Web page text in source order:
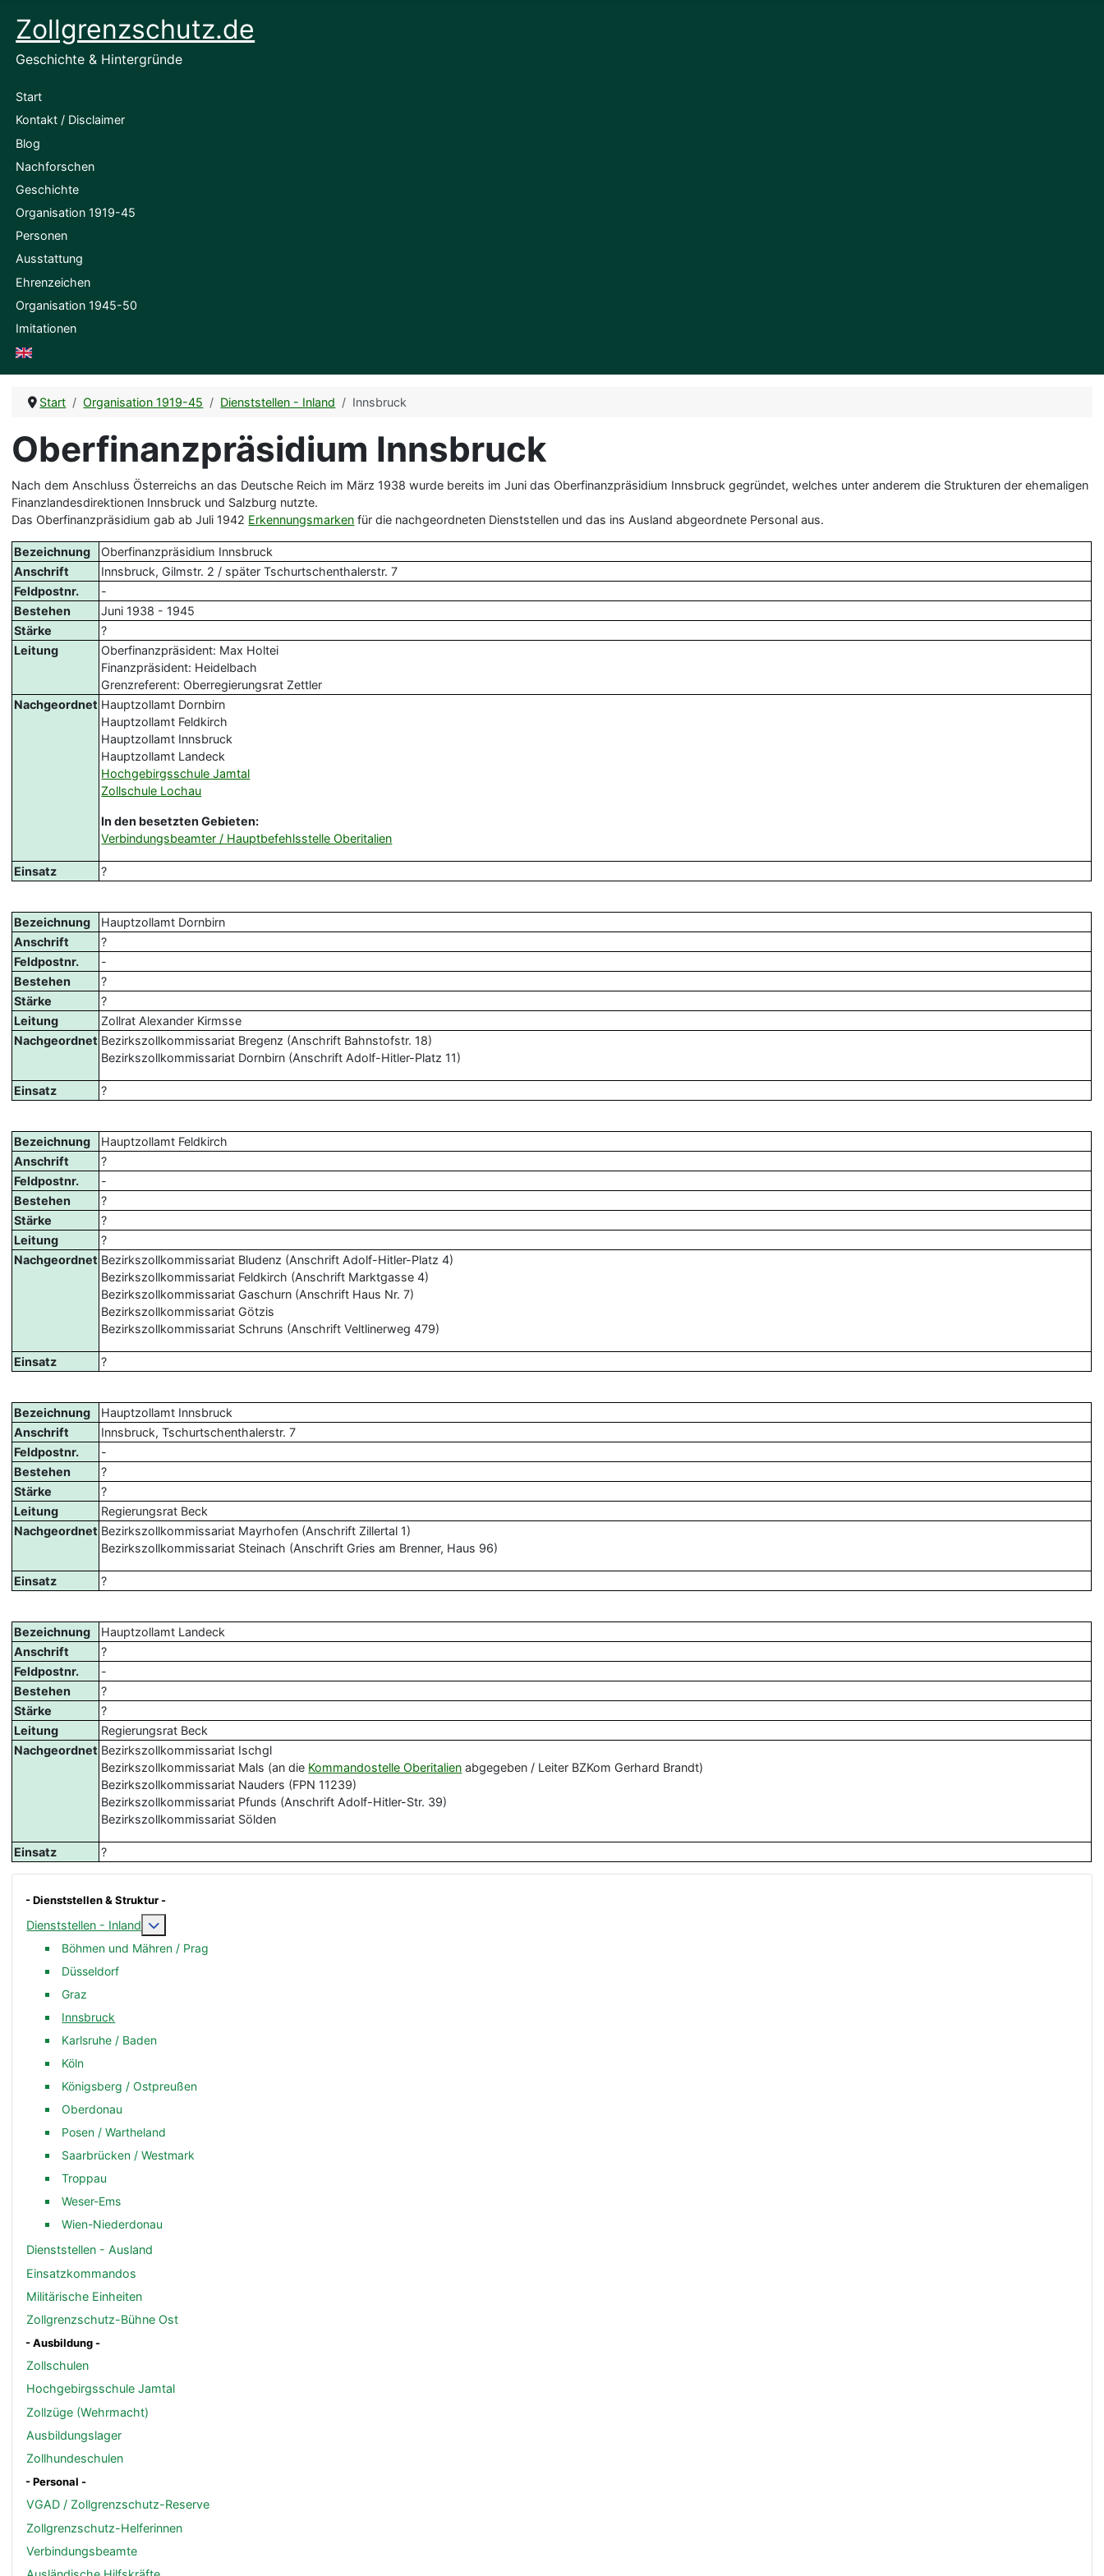
Zollgrenzschutz.de
Geschichte & Hintergründe
Start
Kontakt / Disclaimer
Blog
Nachforschen
Geschichte
Organisation 1919-45
Personen
Ausstattung
Ehrenzeichen
Organisation 1945-50
Imitationen
English
- Dienststellen & Struktur -
Dienststellen - Inland
Weitere Informationen: Dienststellen - Inland
Böhmen und Mähren / Prag
Düsseldorf
Graz
Innsbruck
Karlsruhe / Baden
Köln
Königsberg / Ostpreußen
Oberdonau
Posen / Wartheland
Saarbrücken / Westmark
Troppau
Weser-Ems
Wien-Niederdonau
Dienststellen - Ausland
Einsatzkommandos
Militärische Einheiten
Zollgrenzschutz-Bühne Ost
- Ausbildung -
Zollschulen
Hochgebirgsschule Jamtal
Zollzüge (Wehrmacht)
Ausbildungslager
Zollhundeschulen
- Personal -
VGAD / Zollgrenzschutz-Reserve
Zollgrenzschutz-Helferinnen
Verbindungsbeamte
Start Organisation 1919-45 Dienststellen - Inland Innsbruck
Oberfinanzpräsidium Innsbruck
Nach dem Anschluss Österreichs an das Deutsche Reich im März 1938 wurde bereits im Juni das Oberfinanzpräsidium Innsbruck gegründet, welches unter anderem die Strukturen der ehemaligen
Finanzlandesdirektionen Innsbruck und Salzburg nutzte.
Das Oberfinanzpräsidium gab ab Juli 1942 Erkennungsmarken für die nachgeordneten Dienststellen und das ins Ausland abgeordnete Personal aus.
Bezeichnung
Oberfinanzpräsidium Innsbruck
Anschrift
Innsbruck, Gilmstr. 2 / später Tschurtschenthalerstr. 7
Feldpostnr.
-
Bestehen
Juni 1938 - 1945
Stärke
?
Leitung
Oberfinanzpräsident: Max Holtei
Finanzpräsident: Heidelbach
Grenzreferent: Oberregierungsrat Zettler
Nachgeordnet Hauptzollamt Dornbirn
Hauptzollamt Feldkirch
Hauptzollamt Innsbruck
Hauptzollamt Landeck
Hochgebirgsschule Jamtal
Zollschule Lochau
In den besetzten Gebieten:
Verbindungsbeamter / Hauptbefehlsstelle Oberitalien
Einsatz ?
Bezeichnung
Hauptzollamt Dornbirn
Anschrift
?
Feldpostnr.
-
Bestehen
?
Stärke
?
Leitung
Zollrat Alexander Kirmsse
Nachgeordnet Bezirkszollkommissariat Bregenz (Anschrift Bahnstofstr. 18)
Bezirkszollkommissariat Dornbirn (Anschrift Adolf-Hitler-Platz 11)
Einsatz ?
Bezeichnung
Hauptzollamt Feldkirch
Anschrift
?
Feldpostnr.
-
Bestehen
?
Stärke
?
Leitung
?
Nachgeordnet Bezirkszollkommissariat Bludenz (Anschrift Adolf-Hitler-Platz 4)
Bezirkszollkommissariat Feldkirch (Anschrift Marktgasse 4)
Bezirkszollkommissariat Gaschurn (Anschrift Haus Nr. 7)
Bezirkszollkommissariat Götzis
Bezirkszollkommissariat Schruns (Anschrift Veltlinerweg 479)
Einsatz ?
Bezeichnung
Hauptzollamt Innsbruck
Anschrift
Innsbruck, Tschurtschenthalerstr. 7
Feldpostnr.
-
Bestehen
?
Stärke
?
Leitung
Regierungsrat Beck
Nachgeordnet Bezirkszollkommissariat Mayrhofen (Anschrift Zillertal 1)
Bezirkszollkommissariat Steinach (Anschrift Gries am Brenner, Haus 96)
Einsatz ?
Bezeichnung
Hauptzollamt Landeck
Anschrift
?
Feldpostnr.
-
Bestehen
?
Stärke
?
Leitung
Regierungsrat Beck
Nachgeordnet Bezirkszollkommissariat Ischgl
Bezirkszollkommissariat Mals (an die Kommandostelle Oberitalien abgegeben / Leiter BZKom Gerhard Brandt)
Bezirkszollkommissariat Nauders (FPN 11239)
Bezirkszollkommissariat Pfunds (Anschrift Adolf-Hitler-Str. 39)
Bezirkszollkommissariat Sölden
Einsatz ?